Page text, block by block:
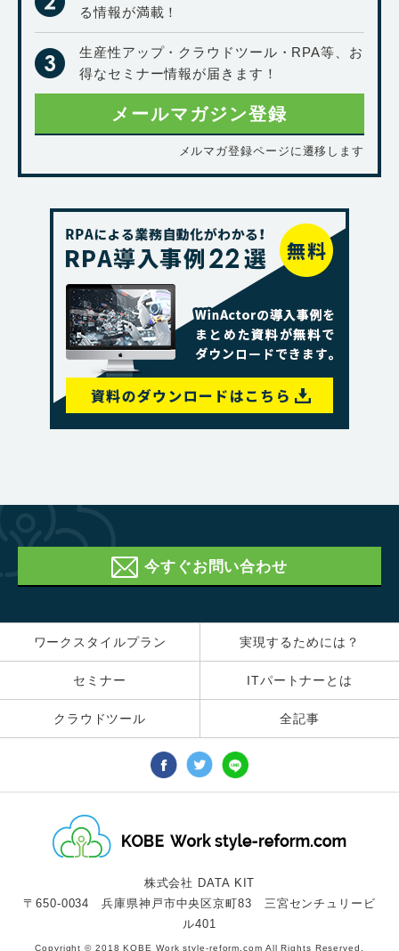
る情報が満載！
生産性アップ・クラウドツール・RPA等、お
得なセミナー情報が届きます！
メールマガジン登録
メルマガ登録ページに遷移します
今すぐお問い合わせ
ワークスタイルプラン 実現するためには？
セミナー ITパートナーとは
クラウドツール 全記事
株式会社 DATA KIT
〒650-0034 兵庫県神戸市中央区京町83 三宮センチュリービ
ル401
Copyright © 2018 KOBE Work style-reform.com All Rights Reserved.